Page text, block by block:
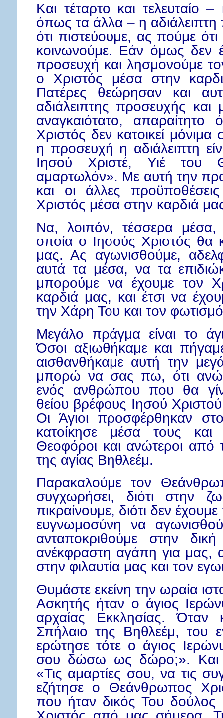
Και τέταρτο και τελευταίο
όπως τα άλλα – η
ότι πιστεύουμε, ας πούμε
κοινωνούμε. Εάν όμως δεν
προσευχή και λησμονούμε
ο Χριστός μέσα στην
Πατέρες θεώρησαν και
αδιάλειπτης προσευχής
αναγκαιότατο,
Χριστός δεν κατοικεί
η προσευχή η αδιάλειπτη
Ιησού Χριστέ, Υιέ του
αμαρτωλόν». Με αυτή την
και οι άλλες
Χριστός μέσα στην καρδιά
Να, λοιπόν, τέσσερα μέσα,
οποία ο Ιησούς Χριστός θα
μας. Ας αγωνισθούμε,
αυτά τα μέσα, να τα
μπορούμε να έχουμε τον
καρδιά μας, και έτσι να
την Χάρη Του και τον
Μεγάλο πράγμα είναι το
Όσοι αξιωθήκαμε και
αισθανθήκαμε αυτή την
μπορώ να σας πω, ότι
ενός ανθρώπου που θα
θείου βρέφους Ιησού
Οι Άγιοι προσφέρθηκαν
κατοίκησε μέσα τους και
Θεοφόροι και ανώτεροι από
της αγίας Βηθλεέμ.
Παρακαλούμε τον
συγχωρήσει, διότι στην
πικραίνουμε, διότι δεν
ευγνωμοσύνη να
ανταποκριθούμε στην
ανέκφραστη αγάπη για μας,
στην φιλαυτία μας και τον
Θυμάστε εκείνη την ωραία
Ασκητής ήταν ο άγιος
αρχαίας Εκκλησίας. Όταν
Σπήλαιο της Βηθλεέμ, του
ερώτησε τότε ο άγιος
σου δώσω ως δώρο;». Και
«Τις αμαρτίες σου, να τις
εζήτησε ο Θεάνθρωπος
που ήταν δικός Του δούλος